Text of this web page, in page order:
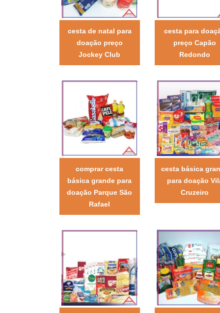
cesta de natal para
doação preço
Jockey Club
cesta para
preço Capão
Redondo
comprar cesta
básica grande para
doação Parque São
Rafael
cesta básica
para doação
Cruzeiro